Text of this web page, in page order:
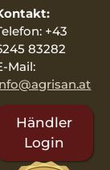
+43
83282
Mail:
Händler
Login